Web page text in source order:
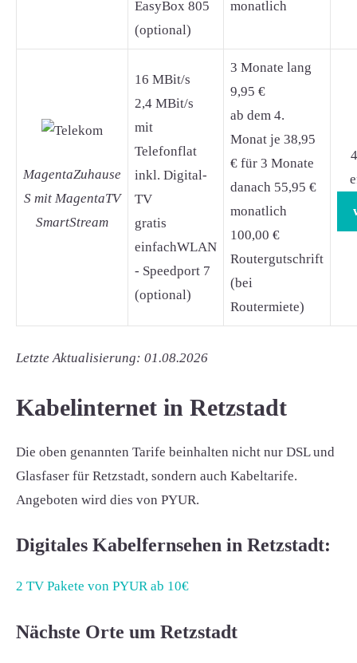
EasyBox 805
(optional)
monatlich
MagentaZuhause
S mit MagentaTV
SmartStream
16 MBit/s
2,4 MBit/s
mit
Telefonflat
inkl. Digital-
TV
gratis
einfachWLAN
- Speedport 7
(optional)
3 Monate lang
9,95 €
ab dem 4.
Monat je 38,95
€ für 3 Monate
danach 55,95 €
monatlich
100,00 €
Routergutschrift
(bei
Routermiete)
Letzte Aktualisierung: 01.08.2026
Kabelinternet in Retzstadt
Die oben genannten Tarife beinhalten nicht nur DSL und
Glasfaser für Retzstadt, sondern auch Kabeltarife.
Angeboten wird dies von PYUR.
Digitales Kabelfernsehen in Retzstadt:
2 TV Pakete von PYUR ab 10€
Nächste Orte um Retzstadt